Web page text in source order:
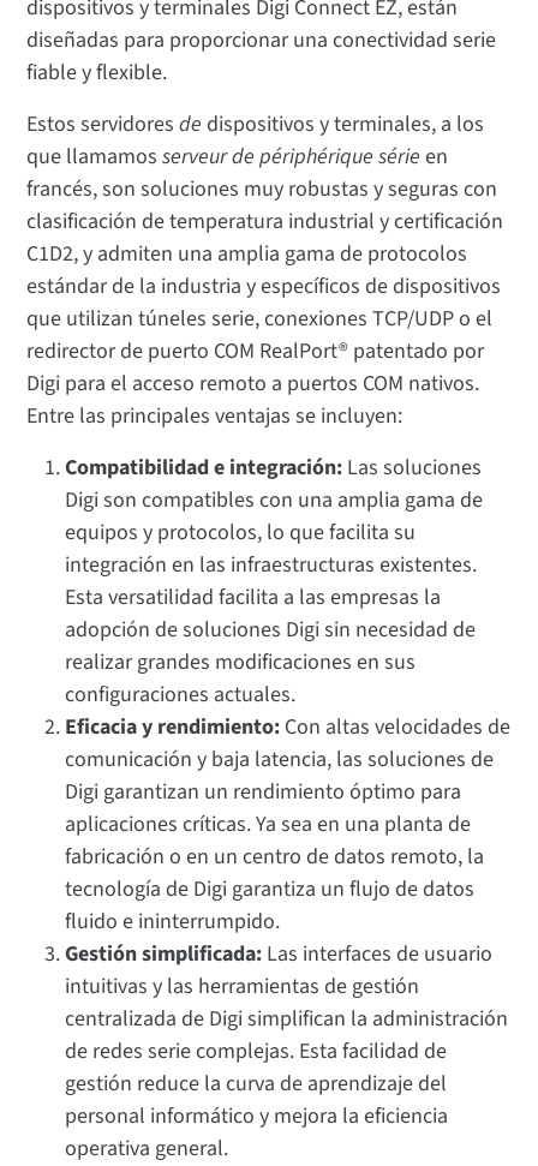
dispositivos y terminales Digi Connect EZ, están
diseñadas para proporcionar una conectividad serie
fiable y flexible.
Estos servidoresde dispositivos y terminales, a los
que llamamosserveur de périphérique série en
francés, son soluciones muy robustas y seguras con
clasificación de temperatura industrial y certificación
C1D2, y admiten una amplia gama de protocolos
estándar de la industria y específicos de dispositivos
que utilizan túneles serie, conexiones TCP/UDP o el
redirector de puerto COM RealPort® patentado por
Digi para el acceso remoto a puertos COM nativos.
Entre las principales ventajas se incluyen:
Compatibilidad e integración: Las soluciones
Digi son compatibles con una amplia gama de
equipos y protocolos, lo que facilita su
integración en las infraestructuras existentes.
Esta versatilidad facilita a las empresas la
adopción de soluciones Digi sin necesidad de
realizar grandes modificaciones en sus
configuraciones actuales.
Eficacia y rendimiento: Con altas velocidades de
comunicación y baja latencia, las soluciones de
Digi garantizan un rendimiento óptimo para
aplicaciones críticas. Ya sea en una planta de
fabricación o en un centro de datos remoto, la
tecnología de Digi garantiza un flujo de datos
fluido e ininterrumpido.
Gestión simplificada: Las interfaces de usuario
intuitivas y las herramientas de gestión
centralizada de Digi simplifican la administración
de redes serie complejas. Esta facilidad de
gestión reduce la curva de aprendizaje del
personal informático y mejora la eficiencia
operativa general.